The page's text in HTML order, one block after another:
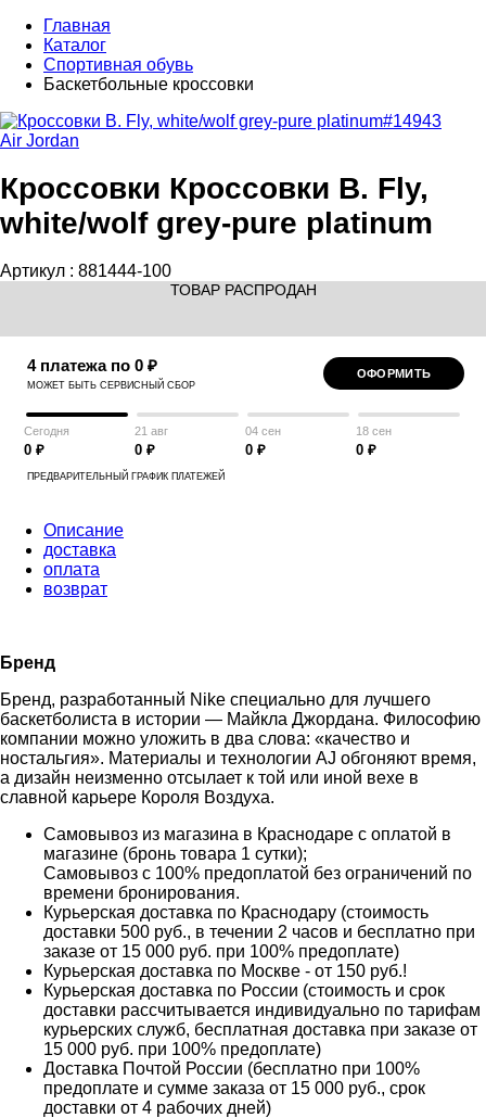
Главная
Каталог
Спортивная обувь
Баскетбольные кроссовки
Air Jordan
Кроссовки Кроссовки B. Fly,
white/wolf grey-pure platinum
Артикул : 881444-100
ТОВАР РАСПРОДАН
4 платежа по 0 ₽
МОЖЕТ БЫТЬ СЕРВИСНЫЙ СБОР
ОФОРМИТЬ
Сегодня
0 ₽
21 авг
0 ₽
04 сен
0 ₽
18 сен
0 ₽
ПРЕДВАРИТЕЛЬНЫЙ ГРАФИК ПЛАТЕЖЕЙ
Описание
доставка
оплата
возврат
Бренд
Бренд, разработанный Nike специально для лучшего
баскетболиста в истории — Майкла Джордана. Философию
компании можно уложить в два слова: «качество и
ностальгия». Материалы и технологии AJ обгоняют время,
а дизайн неизменно отсылает к той или иной вехе в
славной карьере Короля Воздуха.
Самовывоз из магазина в Краснодаре с оплатой в
магазине (бронь товара 1 сутки);
Самовывоз с 100% предоплатой без ограничений по
времени бронирования.
Курьерская доставка по Краснодару (стоимость
доставки 500 руб., в течении 2 часов и бесплатно при
заказе от 15 000 руб. при 100% предоплате)
Курьерская доставка по Москве - от 150 руб.!
Курьерская доставка по России (стоимость и срок
доставки рассчитывается индивидуально по тарифам
курьерских служб, бесплатная доставка при заказе от
15 000 руб. при 100% предоплате)
Доставка Почтой России (бесплатно при 100%
предоплате и сумме заказа от 15 000 руб., срок
доставки от 4 рабочих дней)